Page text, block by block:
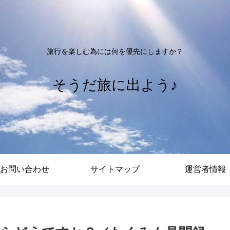
旅行を楽しむ為には何を優先にしますか？
そうだ旅に出よう♪
お問い合わせ サイトマップ 運営者情報